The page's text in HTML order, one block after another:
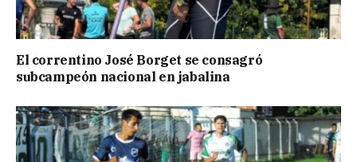
El correntino José Borget se consagró
subcampeón nacional en jabalina